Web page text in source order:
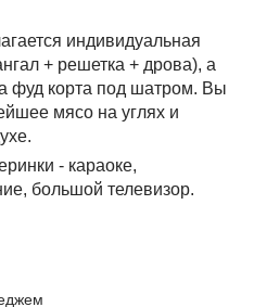
индивидуальная
+ решетка + дрова), а
фуд корта под шатром. Вы
мясо на углях и
- караоке,
большой телевизор.